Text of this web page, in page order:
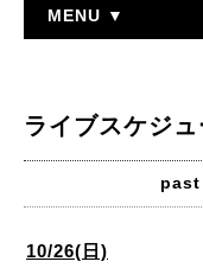
MENU ▼
ライブスケジ
past
10/26(日)